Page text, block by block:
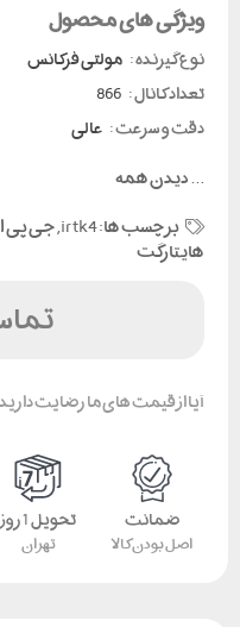
ویژگی های محصول
نوع گیرنده : مولتی فرکانس
تعداد کانال :
دقت و سرعت : عالی
...دیدن همه
برچسب ها:irtk4
,جی پی
هایتارگت
آیا از قیمت های ما رضایت
ضمانت
اصل بودن کالا
تحویل 1 روز
تهران